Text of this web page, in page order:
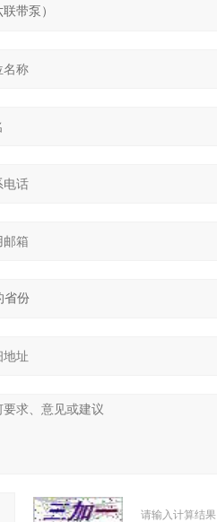
请输入计算结